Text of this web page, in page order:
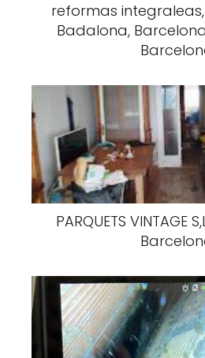
reformas integraleas,
Badalona,
PARQUETS VINTAGE